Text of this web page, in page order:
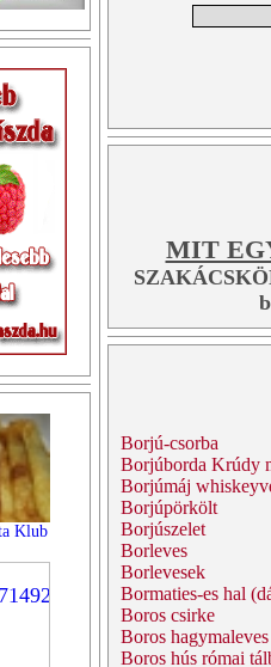
Klub
MIT
Borjú-csorba
Borjúborda Krúdy
Borjúmáj
Borjúpörkölt
Borjúszelet
Borleves
Borlevesek
Bormaties-es hal
Boros csirke
Boros hagymaleves
Boros hús római